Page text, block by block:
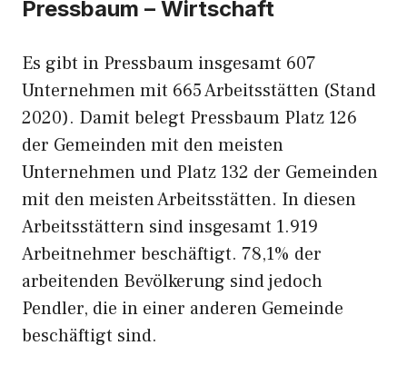
Pressbaum – Wirtschaft
Es gibt in Pressbaum insgesamt 607
Unternehmen mit 665 Arbeitsstätten (Stand
2020). Damit belegt Pressbaum Platz 126
der Gemeinden mit den meisten
Unternehmen und Platz 132 der Gemeinden
mit den meisten Arbeitsstätten. In diesen
Arbeitsstättern sind insgesamt 1.919
Arbeitnehmer beschäftigt. 78,1% der
arbeitenden Bevölkerung sind jedoch
Pendler, die in einer anderen Gemeinde
beschäftigt sind.